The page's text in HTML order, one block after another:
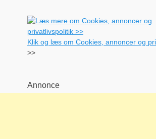
Klik og læs om Cookies, annoncer og
>>
Annonce